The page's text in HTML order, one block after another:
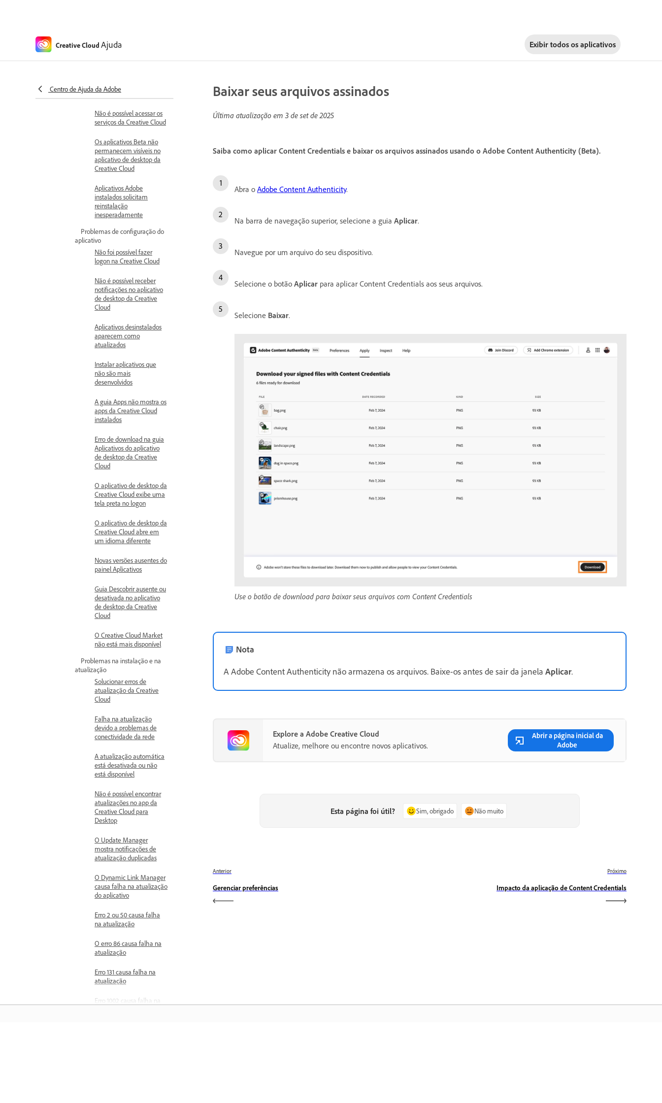
Creative Cloud Ajuda Exibir todos os aplicativos
Centro de Ajuda da Adobe
Solução de problemas
corrigidos
corrigidos na Creative
Cloud em desktop
Não é possível acessar os
serviços da Creative Cloud
Os aplicativos Beta não
permanecem visíveis no
aplicativo de desktop da
Creative Cloud
Aplicativos Adobe
instalados solicitam
reinstalação
inesperadamente
Problemas de configuração do
aplicativo
Não foi possível fazer
logon na Creative Cloud
Não é possível receber
notificações no aplicativo
de desktop da Creative
Cloud
Aplicativos desinstalados
aparecem como
atualizados
Instalar aplicativos que
não são mais
desenvolvidos
A guia Apps não mostra os
apps da Creative Cloud
instalados
Erro de download na guia
Aplicativos do aplicativo
de desktop da Creative
Cloud
O aplicativo de desktop da
Creative Cloud exibe uma
tela preta no logon
O aplicativo de desktop da
Creative Cloud abre em
um idioma diferente
Novas versões ausentes do
painel Aplicativos
Guia Descobrir ausente ou
desativada no aplicativo
de desktop da Creative
Cloud
O Creative Cloud Market
não está mais disponível
Problemas na instalação e na
atualização
Solucionar erros de
atualização da Creative
Cloud
Falha na atualização
devido a problemas de
conectividade da rede
A atualização automática
está desativada ou não
está disponível
Não é possível encontrar
atualizações no app da
Creative Cloud para
Desktop
O Update Manager
mostra notificações de
atualização duplicadas
O Dynamic Link Manager
causa falha na atualização
do aplicativo
Erro 2 ou 50 causa falha
na atualização
O erro 86 causa falha na
atualização
Erro 131 causa falha na
atualização
Erro 1002 causa falha na
Baixar seus arquivos assinados
Última atualização em 3 de set de 2025
Saiba como aplicar Content Credentials e baixar os arquivos assinados usando o Adobe Content Authenticity (Beta).
Abra o Adobe Content Authenticity.
Na barra de navegação superior, selecione a guia Aplicar.
Navegue por um arquivo do seu dispositivo.
Selecione o botão Aplicar para aplicar Content Credentials aos seus arquivos.
Selecione Baixar.
Use o botão de download para baixar seus arquivos com Content Credentials
Nota
A Adobe Content Authenticity não armazena os arquivos. Baixe-os antes de sair da janela Aplicar.
Explore a Adobe Creative Cloud
Atualize, melhore ou encontre novos aplicativos.
Abrir a página inicial da
Adobe
Esta página foi útil? Sim, obrigado Não muito
Anterior
Gerenciar preferências
Próximo
Impacto da aplicação de Content Credentials